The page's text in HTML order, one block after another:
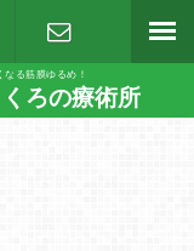
る筋膜ゆるめ！
ろの療術所
お問い合わ